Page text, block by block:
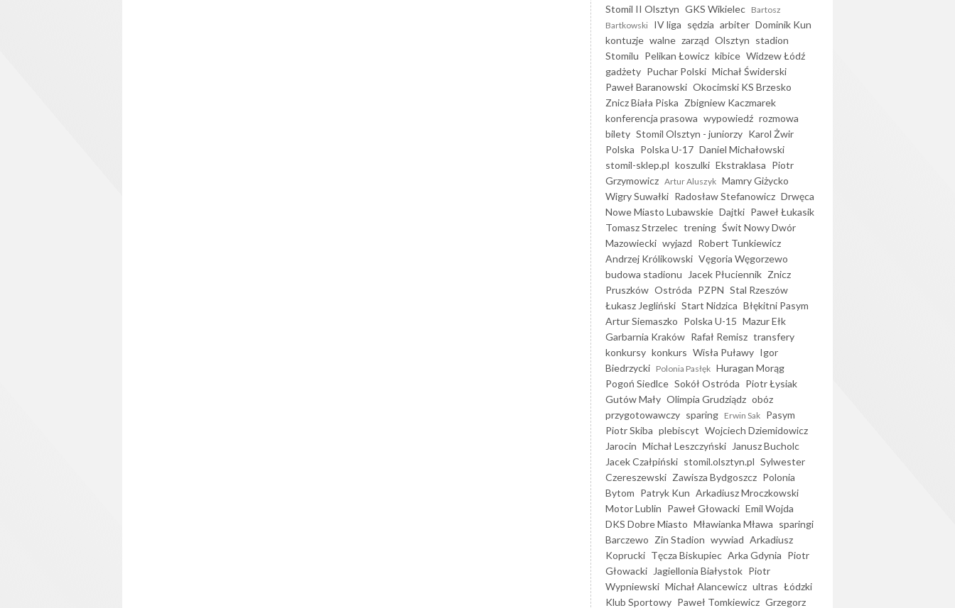
Stomil II Olsztyn GKS Wikielec Bartosz
Bartkowski IV liga sędzia arbiter Dominik Kun
kontuzje walne zarząd Olsztyn stadion
Stomilu Pelikan Łowicz kibice Widzew Łódź
gadżety Puchar Polski Michał Świderski
Paweł Baranowski Okocimski KS Brzesko
Znicz Biała Piska Zbigniew Kaczmarek
konferencja prasowa wypowiedź rozmowa
bilety Stomil Olsztyn - juniorzy Karol Żwir
Polska Polska U-17 Daniel Michałowski
stomil-sklep.pl koszulki Ekstraklasa Piotr
Grzymowicz Artur Aluszyk Mamry Giżycko
Wigry Suwałki Radosław Stefanowicz Drwęca
Nowe Miasto Lubawskie Dajtki Paweł Łukasik
Tomasz Strzelec trening Świt Nowy Dwór
Mazowiecki wyjazd Robert Tunkiewicz
Andrzej Królikowski Vęgoria Węgorzewo
budowa stadionu
Jacek Płuciennik Znicz
Pruszków Ostróda PZPN Stal Rzeszów
Łukasz Jegliński Start Nidzica Błękitni Pasym
Artur Siemaszko Polska U-15 Mazur Ełk
Garbarnia Kraków Rafał Remisz transfery
konkursy konkurs Wisła Puławy Igor
Biedrzycki Polonia Pasłęk Huragan Morąg
Pogoń Siedlce Sokół Ostróda Piotr Łysiak
Gutów Mały Olimpia Grudziądz obóz
przygotowawczy sparing Erwin Sak Pasym
Piotr Skiba plebiscyt Wojciech Dziemidowicz
Jarocin Michał Leszczyński
Janusz Bucholc
Jacek Czałpiński stomil.olsztyn.pl Sylwester
Czereszewski Zawisza Bydgoszcz Polonia
Bytom Patryk Kun Arkadiusz Mroczkowski
Motor Lublin Paweł Głowacki Emil Wojda
DKS Dobre Miasto Mławianka Mława sparingi
Barczewo Zin Stadion wywiad Arkadiusz
Koprucki Tęcza Biskupiec Arka Gdynia Piotr
Głowacki
Jagiellonia Białystok Piotr
Wypniewski Michał Alancewicz ultras Łódzki
Klub Sportowy Paweł Tomkiewicz Grzegorz